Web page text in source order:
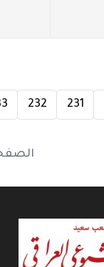
231
232
الصفحة 235